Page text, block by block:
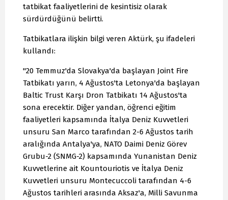
tatbikat faaliyetlerini de kesintisiz olarak
sürdürdüğünü belirtti.
Tatbikatlara ilişkin bilgi veren Aktürk, şu ifadeleri
kullandı:
"20 Temmuz'da Slovakya'da başlayan Joint Fire
Tatbikatı yarın, 4 Ağustos'ta Letonya'da başlayan
Baltic Trust Karşı Dron Tatbikatı 14 Ağustos'ta
sona erecektir. Diğer yandan, öğrenci eğitim
faaliyetleri kapsamında İtalya Deniz Kuvvetleri
unsuru San Marco tarafından 2-6 Ağustos tarih
aralığında Antalya'ya, NATO Daimi Deniz Görev
Grubu-2 (SNMG-2) kapsamında Yunanistan Deniz
Kuvvetlerine ait Kountouriotis ve İtalya Deniz
Kuvvetleri unsuru Montecuccoli tarafından 4-6
Ağustos tarihleri arasında Aksaz'a, Milli Savunma